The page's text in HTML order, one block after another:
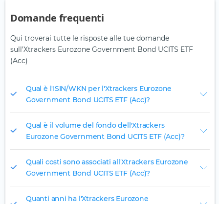
Domande frequenti
Qui troverai tutte le risposte alle tue domande
sull'Xtrackers Eurozone Government Bond UCITS ETF
(Acc)
Qual è l'ISIN/WKN per l'Xtrackers Eurozone
Government Bond UCITS ETF (Acc)?
Qual è il volume del fondo dell'Xtrackers
Eurozone Government Bond UCITS ETF (Acc)?
Quali costi sono associati all'Xtrackers Eurozone
Government Bond UCITS ETF (Acc)?
Quanti anni ha l'Xtrackers Eurozone